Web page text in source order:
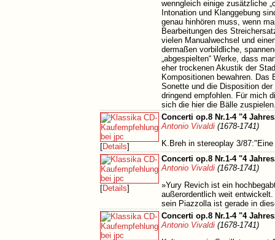
wenngleich einige zusätzliche
Intonation und Klanggebung
genau hinhören muss, wenn
Bearbeitungen des
vielen Manualwechsel und
dermaßen vorbildliche,
„abgespielten“ Werke, dass
eher trockenen Akustik der
Kompositionen bewahren. Das
Sonette und die Disposition
dringend empfohlen. Für mich
sich die hier die Bälle
[Details]
Concerti op.8 Nr.1-4 "4
Antonio Vivaldi (1678-1741)
K.Breh in stereoplay 3/
[Details]
Concerti op.8 Nr.1-4 "4
Antonio Vivaldi (1678-1741)
»Yury Revich ist ein
außerordentlich weit
sein Piazzolla ist gerade in
Concerti op.8 Nr.1-4 "4
Antonio Vivaldi (1678-1741)